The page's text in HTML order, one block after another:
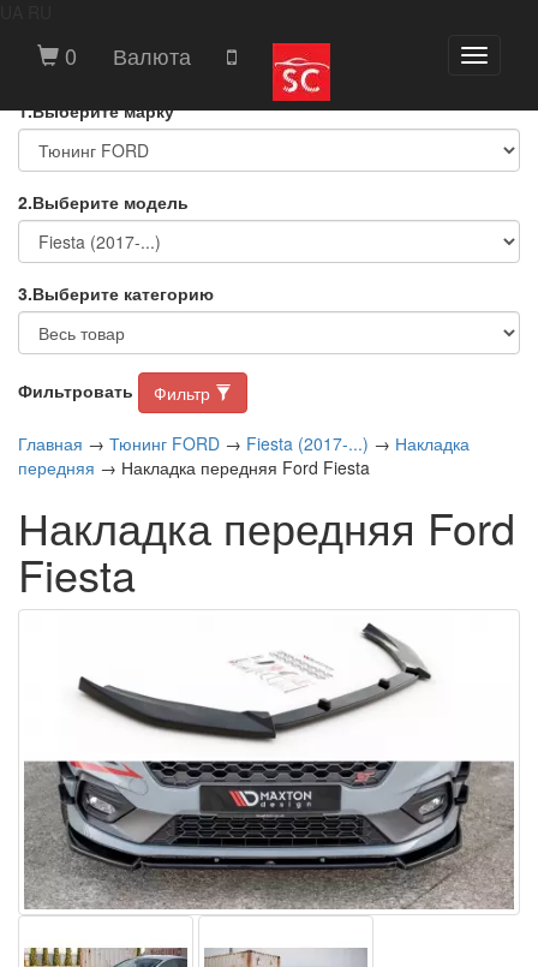
Toggle
0 Валюта
ВЫБЕРИТЕ МАРКУ И МОДЕЛЬ
АВТОМОБИЛЯ
1.Выберите марку
2.Выберите модель
3.Выберите категорию
Фильтровать Фильтр
Главная → Тюнинг FORD → Fiesta (2017-...) → Накладка
передняя → Накладка передняя Ford Fiesta
Накладка передняя Ford
Fiesta